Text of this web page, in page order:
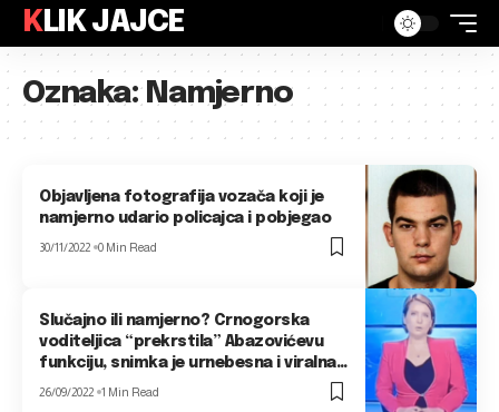
KLIK JAJCE
Oznaka:Namjerno
Objavljena fotografija vozača koji je
namjerno udario policajca i pobjegao
30/11/2022 0 Min Read
Slučajno ili namjerno? Crnogorska
voditeljica “prekrstila” Abazovićevu
funkciju, snimka je urnebesna i viralna…
26/09/2022 1 Min Read